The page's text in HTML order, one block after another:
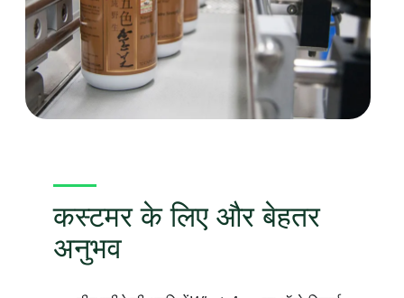
कस्टमर के लिए और बेहतर
अनुभव